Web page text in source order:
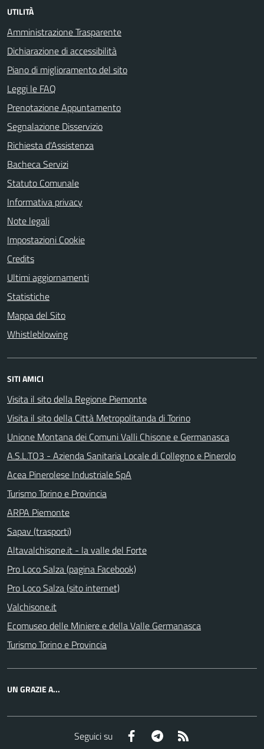
UTILITÀ
Amministrazione Trasparente
Dichiarazione di accessibilità
Piano di miglioramento del sito
Leggi le FAQ
Prenotazione Appuntamento
Segnalazione Disservizio
Richiesta d'Assistenza
Bacheca Servizi
Statuto Comunale
Informativa privacy
Note legali
Impostazioni Cookie
Credits
Ultimi aggiornamenti
Statistiche
Mappa del Sito
Whistleblowing
SITI AMICI
Visita il sito della Regione Piemonte
Visita il sito della Città Metropolitanda di Torino
Unione Montana dei Comuni Valli Chisone e Germanasca
A.S.L.TO3 - Azienda Sanitaria Locale di Collegno e Pinerolo
Acea Pinerolese Industriale SpA
Turismo Torino e Provincia
ARPA Piemonte
Sapav (trasporti)
Altavalchisone.it - la valle del Forte
Pro Loco Salza (pagina Facebook)
Pro Loco Salza (sito internet)
Valchisone.it
Ecomuseo delle Miniere e della Valle Germanasca
Turismo Torino e Provincia
UN GRAZIE A...
Seguici su Facebook Telegram